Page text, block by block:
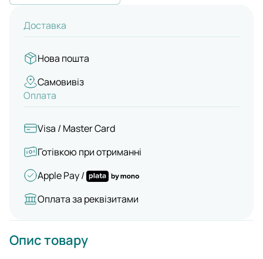
Доставка
Нова пошта
Самовивіз
Оплата
Visa / Master Card
Готівкою при отриманні
Apple Pay /
Оплата за реквізитами
Опис товару